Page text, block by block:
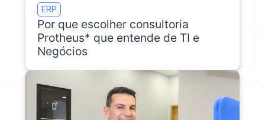
ERP
Por que escolher consultoria
Protheus* que entende de TI e
Negócios